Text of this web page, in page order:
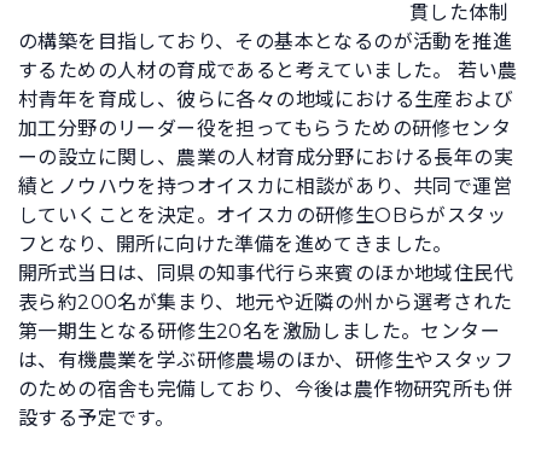
貫した体制
の構築を目指しており、その基本となるのが活動を推進
するための人材の育成であると考えていました。 若い農
村青年を育成し、彼らに各々の地域における生産および
加工分野のリーダー役を担ってもらうための研修センタ
ーの設立に関し、農業の人材育成分野における長年の実
績とノウハウを持つオイスカに相談があり、共同で運営
していくことを決定。オイスカの研修生OBらがスタッ
フとなり、開所に向けた準備を進めてきました。
開所式当日は、同県の知事代行ら来賓のほか地域住民代
表ら約200名が集まり、地元や近隣の州から選考された
第一期生となる研修生20名を激励しました。センター
は、有機農業を学ぶ研修農場のほか、研修生やスタッフ
のための宿舎も完備しており、今後は農作物研究所も併
設する予定です。